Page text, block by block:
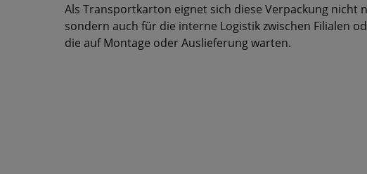
Als Transportkarton eignet sich diese Verpackung nicht
sondern auch für die interne Logistik zwischen Filialen
die auf Montage oder Auslieferung warten.